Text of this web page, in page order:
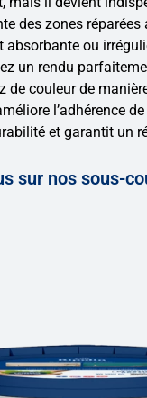
des zones
absorbante ou
un rendu
de couleur de
l’adhérence
et garantit un
sur nos sous-